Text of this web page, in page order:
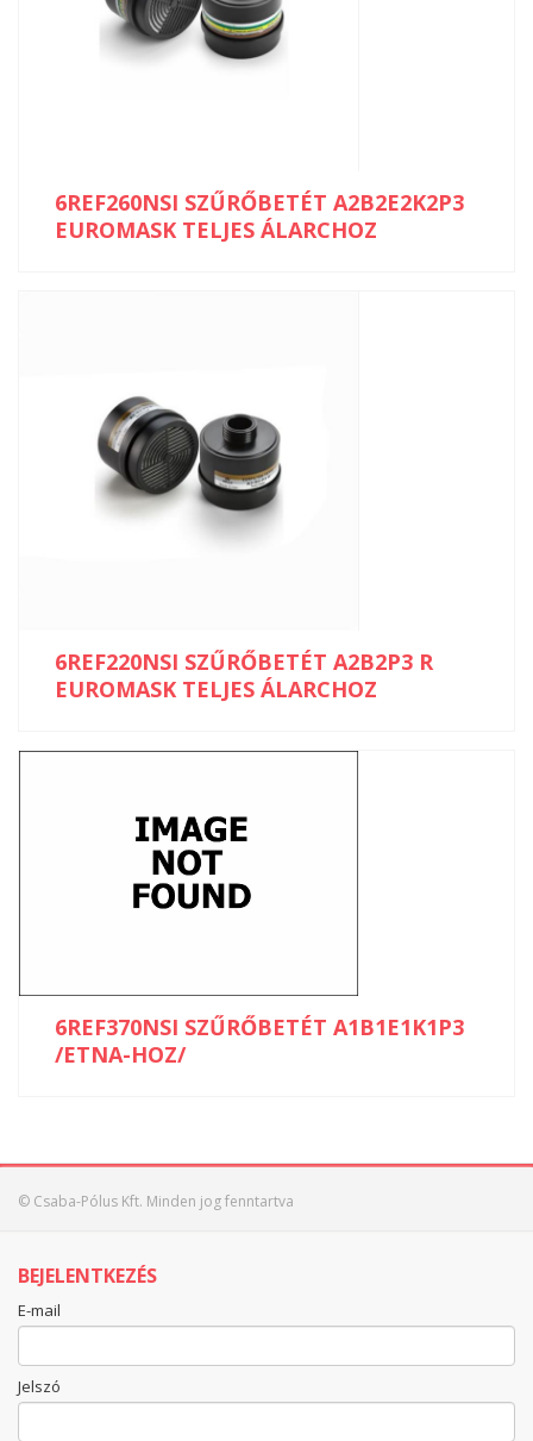
6REF260NSI SZŰRŐBETÉT A2B2E2K2P3
EUROMASK TELJES ÁLARCHOZ
6REF220NSI SZŰRŐBETÉT A2B2P3 R
EUROMASK TELJES ÁLARCHOZ
6REF370NSI SZŰRŐBETÉT A1B1E1K1P3
/ETNA-HOZ/
© Csaba-Pólus Kft. Minden jog fenntartva
BEJELENTKEZÉS
E-mail
Jelszó